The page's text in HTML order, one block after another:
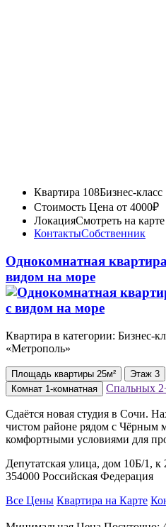
Квартира 108Бизнес-класс
Стоимость Цена от 4000₽
ЛокацияСмотреть на карте
КонтактыСобственник
Однокомнатная
видом на море
Квартира в категории: Бизнес-
«Метрополь»
Площадь квартиры 25м² Этаж 3
Комнат 1-комнатная Спальных
Сдаётся новая студия в Сочи.
чистом районе рядом с Чёрным
комфортными условиями для
Депутатская улица, дом 10Б/1,
354000 Российская Федерация
Все Цены Квартира на Карте